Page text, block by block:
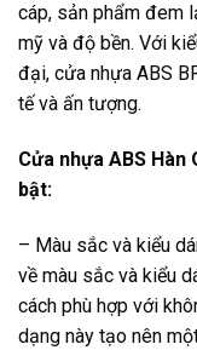
cáp, sản phẩm đem
mỹ và độ bền. Với
đại, cửa nhựa ABS
tế và ấn tượng.
Cửa nhựa ABS Hàn
bật:
– Màu sắc và kiểu
về màu sắc và kiểu
cách phù hợp với
dạng này tạo nên